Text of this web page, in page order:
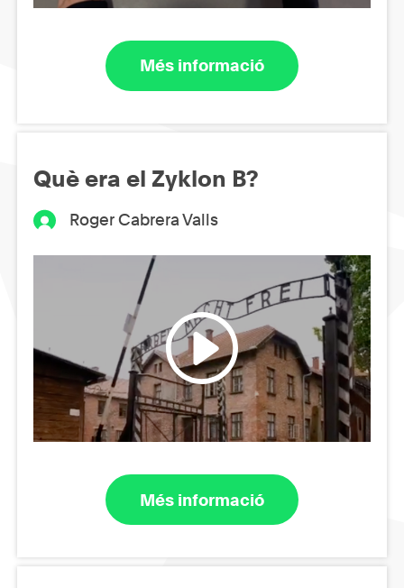
Més informació
Què era el Zyklon B?
Roger Cabrera Valls
Més informació